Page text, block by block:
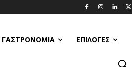
ΓΑΣΤΡΟΝΟΜΊΑ ΕΠΙΛΟΓΈΣ